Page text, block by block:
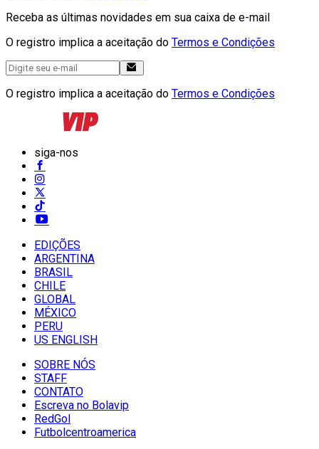
Receba as últimas novidades em sua caixa de e-mail
O registro implica a aceitação do Termos e Condições
O registro implica a aceitação do Termos e Condições
siga-nos
EDIÇÕES
ARGENTINA
BRASIL
CHILE
GLOBAL
MÉXICO
PERU
US ENGLISH
SOBRE NÓS
STAFF
CONTATO
Escreva no Bolavip
RedGol
Futbolcentroamerica